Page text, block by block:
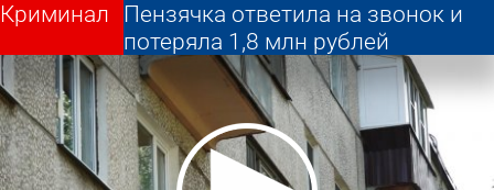
Пензячка ответила на звонок и
потеряла 1,8 млн рублей
Криминал
Пензячка ответила на звонок и
потеряла 1,8 млн рублей
Криминал
Другие новости по
теме
Погода и курсы
валют в Пензе